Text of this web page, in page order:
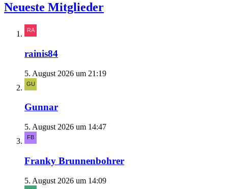
Neueste Mitglieder
rainis84
5. August 2026 um 21:19
Gunnar
5. August 2026 um 14:47
Franky Brunnenbohrer
5. August 2026 um 14:09